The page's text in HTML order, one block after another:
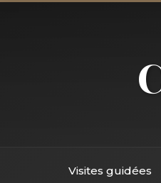
Visites guidées